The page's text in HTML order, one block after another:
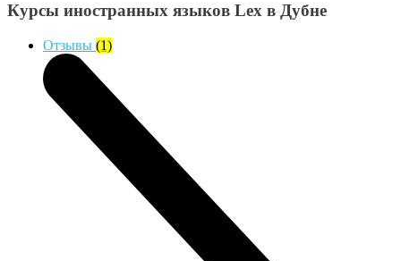
Курсы иностранных языков Lex в Дубне
Отзывы (1)